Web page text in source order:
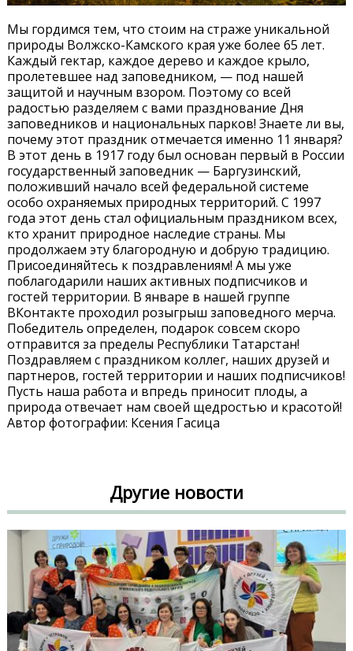
Мы гордимся тем, что стоим на страже уникальной
природы Волжско-Камского края уже более 65 лет.
Каждый гектар, каждое дерево и каждое крыло,
пролетевшее над заповедником, — под нашей
защитой и научным взором. Поэтому со всей
радостью разделяем с вами празднование Дня
заповедников и национальных парков! Знаете ли вы,
почему этот праздник отмечается именно 11 января?
В этот день в 1917 году был основан первый в России
государственный заповедник — Баргузинский,
положивший начало всей федеральной системе
особо охраняемых природных территорий. С 1997
года этот день стал официальным праздником всех,
кто хранит природное наследие страны. Мы
продолжаем эту благородную и добрую традицию.
Присоединяйтесь к поздравлениям! А мы уже
поблагодарили наших активных подписчиков и
гостей территории. В январе в нашей группе
ВКонтакте проходил розыгрыш заповедного мерча.
Победитель определен, подарок совсем скоро
отправится за пределы Республики Татарстан!
Поздравляем с праздником коллег, наших друзей и
партнеров, гостей территории и наших подписчиков!
Пусть наша работа и впредь приносит плоды, а
природа отвечает нам своей щедростью и красотой!
Автор фотографии: Ксения Гасица
Другие новости